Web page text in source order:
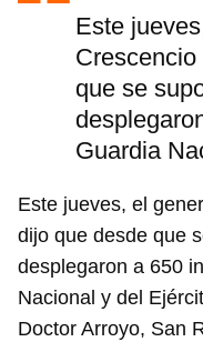
Este
que se
Guardia
Este jueves, el
dijo que desde que
desplegaron a 650
Nacional y del
Doctor Arroyo, San